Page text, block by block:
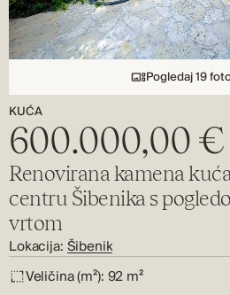
Pogledaj 19
KUĆA
600.000,00 €
Renovirana kamena
centru Šibenika s
vrtom
Lokacija: Šibenik
Veličina (m²): 92 m²